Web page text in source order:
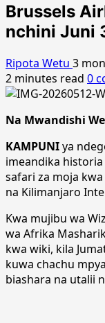
Brussels
nchini Juni
Ripota Wetu 3
2 minutes read 0
Na Mwandishi
KAMPUNIya
imeandika
safari za moja
na Kilimanjaro
Kwa mujibu wa
wa Afrika
kwa wiki, kila
kuwa chachu
biashara na utalii